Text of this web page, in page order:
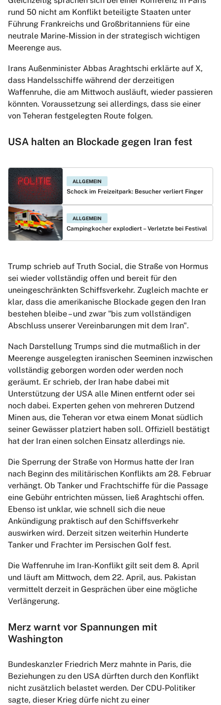
rund 50 nicht am Konflikt beteiligte Staaten unter
Führung Frankreichs und Großbritanniens für eine
neutrale Marine-Mission in der strategisch wichtigen
Meerenge aus.
Irans Außenminister Abbas Araghtschi erklärte auf X,
dass Handelsschiffe während der derzeitigen
Waffenruhe, die am Mittwoch ausläuft, wieder passieren
könnten. Voraussetzung sei allerdings, dass sie einer
von Teheran festgelegten Route folgen.
USA halten an Blockade gegen Iran fest
ALLGEMEIN
Schock im Freizeitpark: Besucher verliert Finger
ALLGEMEIN
Campingkocher explodiert – Verletzte bei Festival
Trump schrieb auf Truth Social, die Straße von Hormus
sei wieder vollständig offen und bereit für den
uneingeschränkten Schiffsverkehr. Zugleich machte er
klar, dass die amerikanische Blockade gegen den Iran
bestehen bleibe – und zwar "bis zum vollständigen
Abschluss unserer Vereinbarungen mit dem Iran".
Nach Darstellung Trumps sind die mutmaßlich in der
Meerenge ausgelegten iranischen Seeminen inzwischen
vollständig geborgen worden oder werden noch
geräumt. Er schrieb, der Iran habe dabei mit
Unterstützung der USA alle Minen entfernt oder sei
noch dabei. Experten gehen von mehreren Dutzend
Minen aus, die Teheran vor etwa einem Monat südlich
seiner Gewässer platziert haben soll. Offiziell bestätigt
hat der Iran einen solchen Einsatz allerdings nie.
Die Sperrung der Straße von Hormus hatte der Iran
nach Beginn des militärischen Konflikts am 28. Februar
verhängt. Ob Tanker und Frachtschiffe für die Passage
eine Gebühr entrichten müssen, ließ Araghtschi offen.
Ebenso ist unklar, wie schnell sich die neue
Ankündigung praktisch auf den Schiffsverkehr
auswirken wird. Derzeit sitzen weiterhin Hunderte
Tanker und Frachter im Persischen Golf fest.
Die Waffenruhe im Iran-Konflikt gilt seit dem 8. April
und läuft am Mittwoch, dem 22. April, aus. Pakistan
vermittelt derzeit in Gesprächen über eine mögliche
Verlängerung.
Merz warnt vor Spannungen mit
Washington
Bundeskanzler Friedrich Merz mahnte in Paris, die
Beziehungen zu den USA dürften durch den Konflikt
nicht zusätzlich belastet werden. Der CDU-Politiker
sagte, dieser Krieg dürfe nicht zu einer